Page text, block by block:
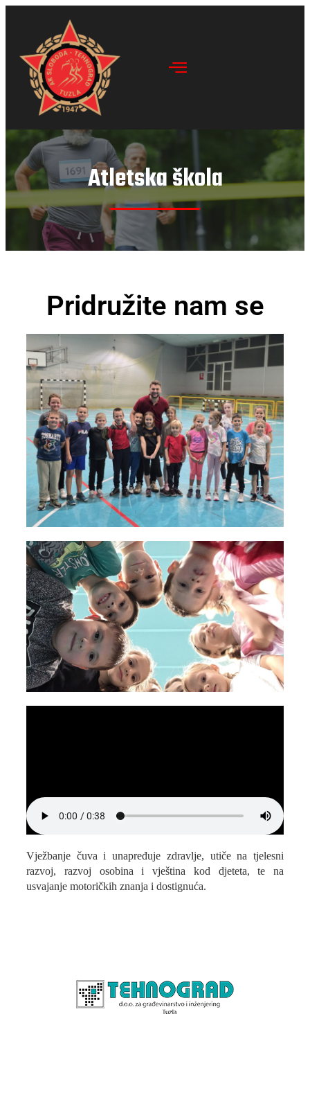
Atletska škola
Pridružite nam se
Vježbanje čuva i unapređuje zdravlje, utiče na tjelesni
razvoj, razvoj osobina i vještina kod djeteta, te na
usvajanje motoričkih znanja i dostignuća.